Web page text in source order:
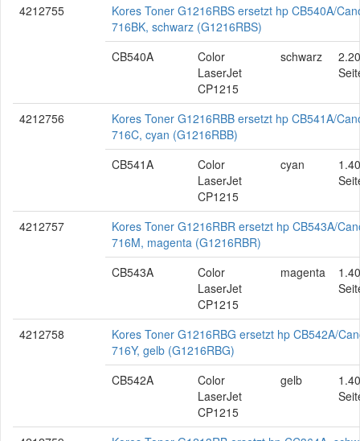
4212755
Kores Toner G1216RBS ersetzt hp CB540A/
716BK, schwarz (G1216RBS)
CB540A
Color
LaserJet
CP1215
schwarz
4212756
Kores Toner G1216RBB ersetzt hp CB541A/
716C, cyan (G1216RBB)
CB541A
Color
LaserJet
CP1215
cyan
4212757
Kores Toner G1216RBR ersetzt hp CB543A/
716M, magenta (G1216RBR)
CB543A
Color
LaserJet
CP1215
magenta
4212758
Kores Toner G1216RBG ersetzt hp CB542A/
716Y, gelb (G1216RBG)
CB542A
Color
LaserJet
CP1215
gelb